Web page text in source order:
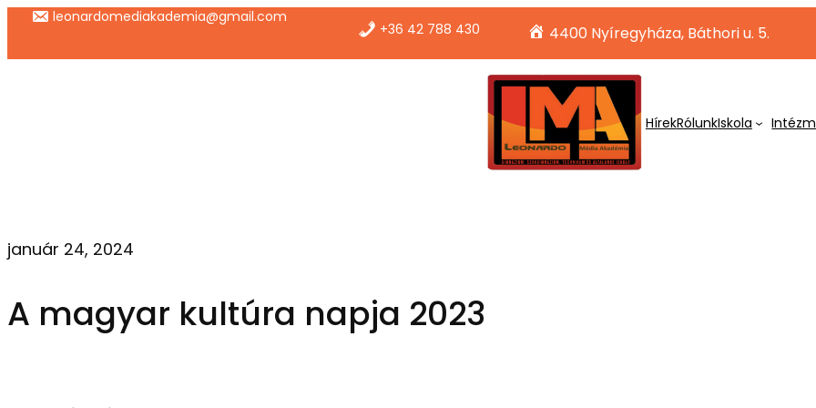
Ugrás
leonardomediakademia@gmail.com
+36 42 788 430 4400 Nyíregyháza, Báthori u. 5.
HírekRólunkIskola
január 24, 2024
A magyar kultúra napja 2023